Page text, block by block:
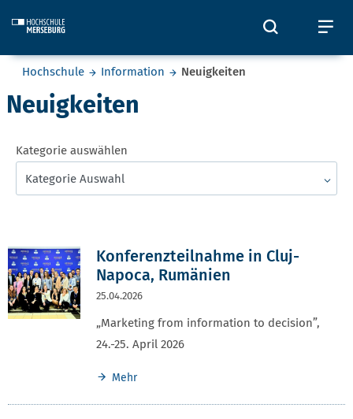
Öffnet
Sie befinden sich hier:
Hochschule Information Neuigkeiten
Neuigkeiten
Kategorie auswählen
Kategorie Auswahl
Konferenzteilnahme in Cluj-
Napoca, Rumänien
25.04.2026
„Marketing from information to decision”,
24.-25. April 2026
Mehr